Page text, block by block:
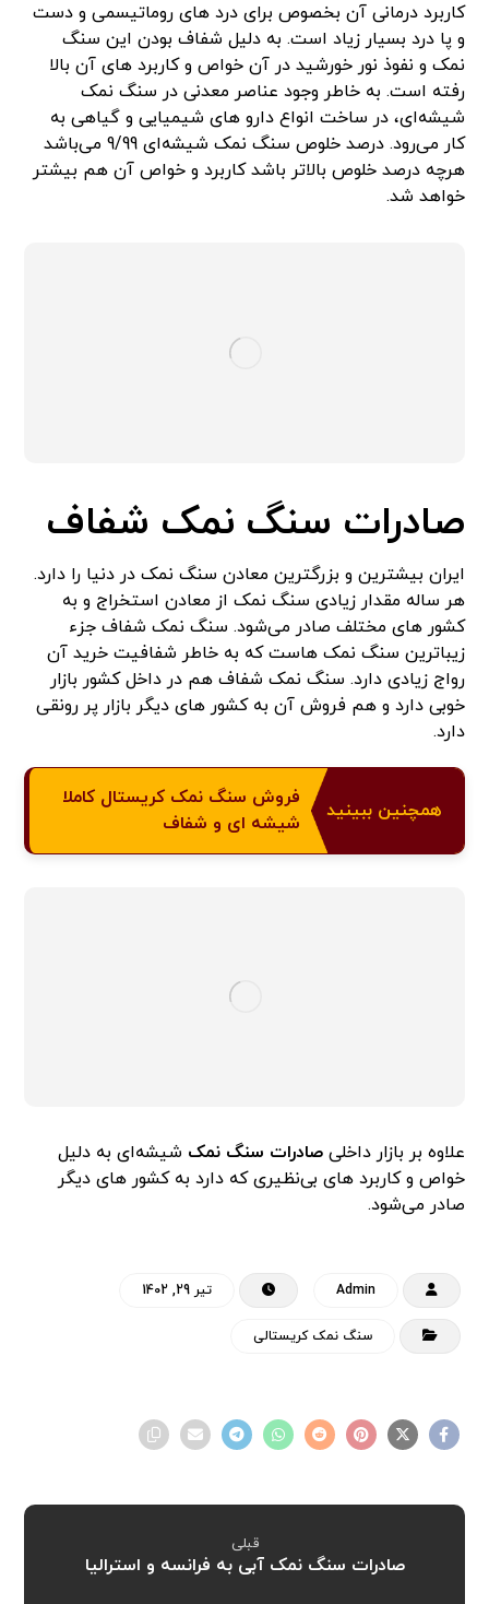
کاربرد درمانی آن بخصوص برای درد های روماتیسمی و دست
و پا درد بسیار زیاد است. به دلیل شفاف بودن این سنگ
نمک و نفوذ نور خورشید در آن خواص و کاربرد های آن بالا
رفته است. به خاطر وجود عناصر معدنی در سنگ نمک
شیشه‌ای، در ساخت انواع دارو های شیمیایی و گیاهی به
کار می‌رود. درصد خلوص سنگ نمک شیشه‌ای 9/99 می‌باشد
هرچه درصد خلوص بالاتر باشد کاربرد و خواص آن هم بیشتر
خواهد شد.
صادرات سنگ نمک شفاف
ایران بیشترین و بزرگترین معادن سنگ نمک در دنیا را دارد.
هر ساله مقدار زیادی سنگ نمک از معادن استخراج و به
کشور های مختلف صادر می‌شود. سنگ نمک شفاف جزء
زیباترین سنگ نمک هاست که به خاطر شفافیت خرید آن
رواج زیادی دارد. سنگ نمک شفاف هم در داخل کشور بازار
خوبی دارد و هم فروش آن به کشور های دیگر بازار پر رونقی
دارد.
همچنین ببینید
فروش سنگ نمک کریستال کاملا
شیشه ای و شفاف
علاوه بر بازار داخلیصادرات سنگ نمک شیشه‌ای به دلیل
خواص و کاربرد های بی‌نظیری که دارد به کشور های دیگر
صادر می‌شود.
Admin تیر 29, 1402
سنگ نمک کریستالی
قبلی
صادرات سنگ نمک آبی به فرانسه و استرالیا